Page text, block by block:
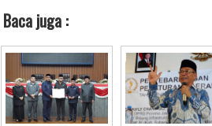
Baca juga :